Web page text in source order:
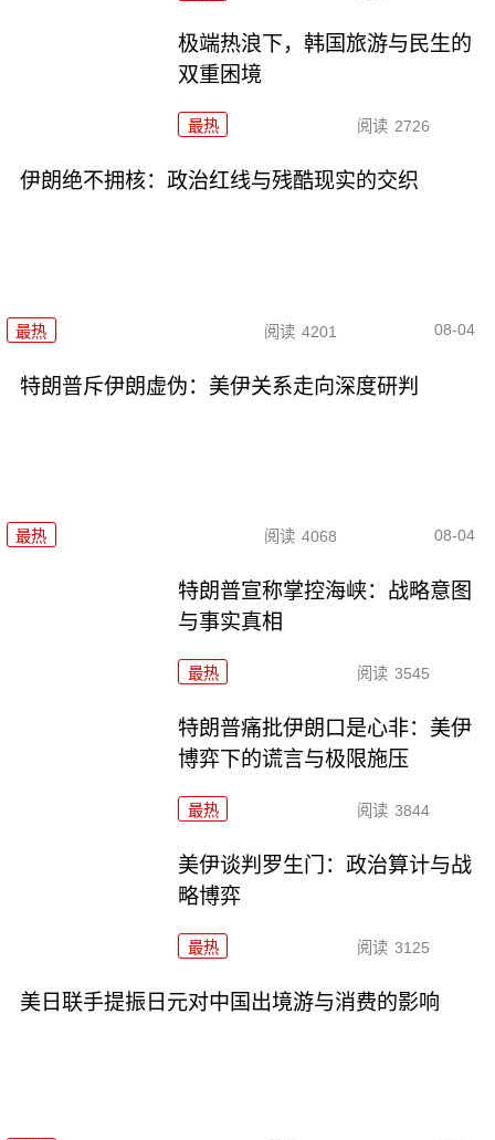
极端热浪下，韩国旅游与民生的
双重困境
最热 阅读 2726
伊朗绝不拥核：政治红线与残酷现实的交织
最热 阅读 4201 08-04
特朗普斥伊朗虚伪：美伊关系走向深度研判
最热 阅读 4068 08-04
特朗普宣称掌控海峡：战略意图
与事实真相
最热 阅读 3545
特朗普痛批伊朗口是心非：美伊
博弈下的谎言与极限施压
最热 阅读 3844
美伊谈判罗生门：政治算计与战
略博弈
最热 阅读 3125
美日联手提振日元对中国出境游与消费的影响